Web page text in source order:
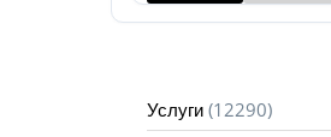
приборов
Услуги (12290)